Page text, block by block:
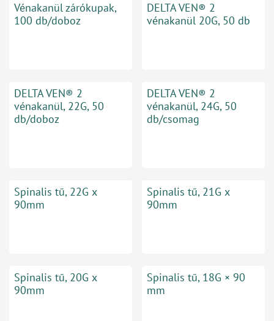
Vénakanül zárókupak,
100 db/doboz
DELTA VEN® 2
vénakanül 20G, 50 db
DELTA VEN® 2
vénakanül, 22G, 50
db/doboz
DELTA VEN® 2
vénakanül, 24G, 50
db/csomag
Spinalis tű, 22G x
90mm
Spinalis tű, 21G x
90mm
Spinalis tű, 20G x
90mm
Spinalis tű, 18G × 90
mm